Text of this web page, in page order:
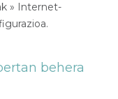
» Internet-
behera